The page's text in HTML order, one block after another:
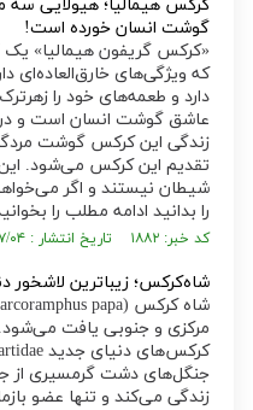
کرکس هیمالیا؛ هیولایی سه
گوشت انسان خورده است!
«کرکس گریفون هیمالیا» یک
که ویژگی‌های خارق‌العاده‌ای
دارد و طعمه‌های خود را
عاشق گوشت انسان است و
زندگی این کرکس گوشت
تقدیم این کرکس می‌شود.
شیطان نیستند و اگر
را بدانید ادامه مطلب را
کد خبر: ۱۸۸۲ تاریخ انتشار : ۱۴۰۳/۰۷/۰۴
شاه‌کرکس؛ زیباترین لاشخور
مرکزی و جنوبی یافت می‌شود.
جنگل‌های دشت گرمسیری از
زندگی می‌کند و تنها عضو